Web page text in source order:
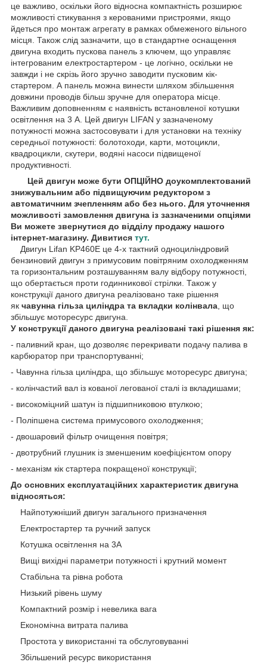
це важливо, оскільки його відносна компактність розширює
можливості стикування з керованими пристроями, якщо
йдеться про монтаж агрегату в рамках обмеженого вільного
місця. Також слід зазначити, що в стандартне оснащення
двигуна входить пускова панель з ключем, що управляє
інтегрованим електростартером - це логічно, оскільки не
завжди і не скрізь його зручно заводити пусковим кік-
стартером. А панель можна винести шляхом збільшення
довжини проводів більш зручне для оператора місце.
Важливим доповненням є наявність встановленої котушки
освітлення на 3 А. Цей двигун LIFAN у зазначеному
потужності можна застосовувати і для установки на техніку
середньої потужності: болотоходи, карти, мотоцикли,
квадроцикли, скутери, водяні насоси підвищеної
продуктивності.
Цей двигун може бути ОПЦІЙНО доукомплектований
знижувальним або підвищуючим редуктором з
автоматичним зчепленням або без нього. Для уточнення
можливості замовлення двигуна із зазначеними опціями
Ви можете звернутися до відділу продажу нашого
інтернет-магазину. Дивитися тут.
Двигун Lifan KP460E це 4-х тактний одноциліндровий
бензиновий двигун з примусовим повітряним охолодженням
та горизонтальним розташуванням валу відбору потужності,
що обертається проти годинникової стрілки. Також у
конструкції даного двигуна реалізовано таке рішення
як чавунна гільза циліндра та вкладки колінвала , що
збільшує моторесурс двигуна.
У конструкції даного двигуна реалізовані такі рішення як:
- паливний кран, що дозволяє перекривати подачу палива в
карбюратор при транспортуванні;
- Чавунна гільза циліндра, що збільшує моторесурс двигуна;
- колінчастий вал із кованої легованої сталі із вкладишами;
- високоміцний шатун із підшипниковою втулкою;
- Поліпшена система примусового охолодження;
- двошаровий фільтр очищення повітря;
- двотрубний глушник із зменшеним коефіцієнтом опору
- механізм кік стартера покращеної конструкції;
До основних експлуатаційних характеристик двигуна
відносяться:
Найпотужніший двигун загального призначення
Електростартер та ручний запуск
Котушка освітлення на 3А
Вищі вихідні параметри потужності і крутний момент
Стабільна та рівна робота
Низький рівень шуму
Компактний розмір і невелика вага
Економічна витрата палива
Простота у використанні та обслуговуванні
Збільшений ресурс використання